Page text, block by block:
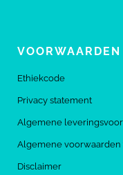
VOORWAARDEN
Ethiekcode
Privacy statement
Algemene
Algemene
Disclaimer